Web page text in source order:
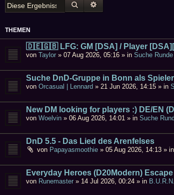
SUCHE
THEMEN
🇩🇪🇬🇧 LFG: GM [DSA] / Player
von Taylor » 07 Aug 2026, 05:16 » in Suche
Suche DnD-Gruppe in Bonn als Spieler
von Orcasual | Lennard » 21 Jun 2026, 14:15 » in
New DM looking for players :) DE/EN
von Woelvin » 06 Aug 2026, 14:01 » in Suche
DnD 5.5 - Das Lied des Arenfelses
von Papayasmoothie » 05 Aug 2026, 14:13 » in
Everyday Heroes (D20Modern)
von Runemaster » 14 Jul 2026, 00:24 » in